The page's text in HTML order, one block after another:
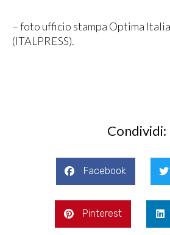
– foto ufficio stampa Optima
(ITALPRESS).
Condividi:
Facebook
Pinterest